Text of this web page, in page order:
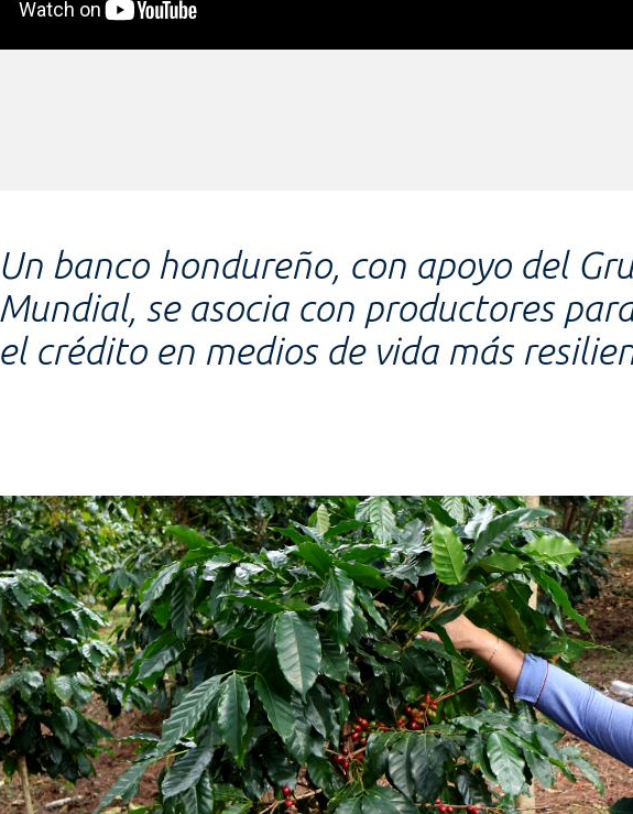
Un banco hondureño, con apoyo del
Mundial, se asocia con productores
el crédito en medios de vida más